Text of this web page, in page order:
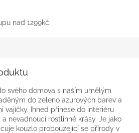
nad 1299kč.
svého domova s naším umělým
do zeleno azurových barev a
vajíčky. Ihned přinese do interiéru
nevadnoucí rostlinné krásy. Je jako
kouzlo probouzející se přírody v